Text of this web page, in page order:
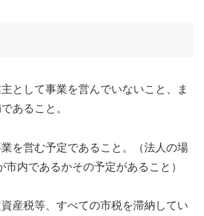
主として事業を営んでいないこと、ま
あること。
業を営む予定であること。（法人の場
市内であるかその予定があること）
資産税等、すべての市税を滞納してい